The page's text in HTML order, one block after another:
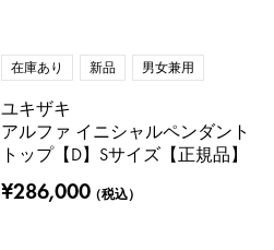
在庫あり 新品 男女兼用
ユキザキ
アルファ イニシャルペンダント
トップ【D】Sサイズ【正規品】
¥286,000（税込）